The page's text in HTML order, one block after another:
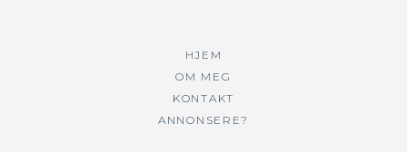
HJEM
OM MEG
KONTAKT
ANNONSERE?